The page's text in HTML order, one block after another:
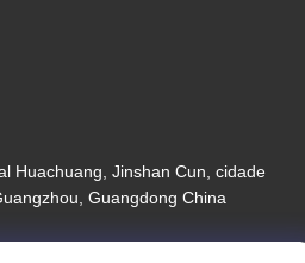
Huachuang, Jinshan Cun, cidade
Guangdong China